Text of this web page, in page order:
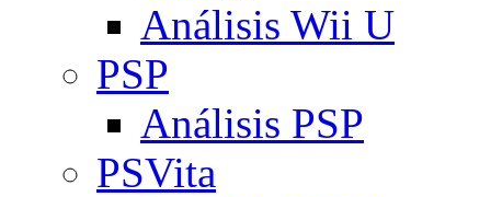
Análisis Wii U
PSP
Análisis PSP
PSVita